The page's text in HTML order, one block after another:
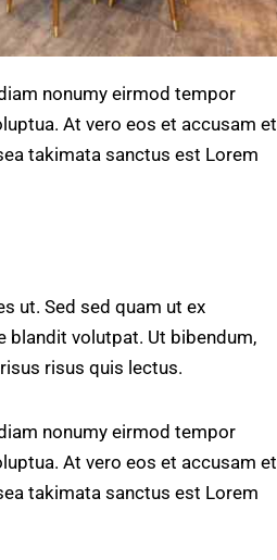
nonumy eirmod tempor
At vero eos et accusam et
takimata sanctus est Lorem
ut. Sed sed quam ut ex
blandit volutpat. Ut bibendum,
risus quis lectus.
nonumy eirmod tempor
At vero eos et accusam et
takimata sanctus est Lorem